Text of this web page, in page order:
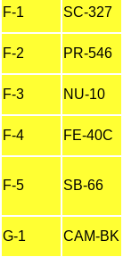
F-1 SC-327
F-2 PR-546
F-3 NU-10
F-4 FE-40C
F-5 SB-66
G-1 CAM-BK